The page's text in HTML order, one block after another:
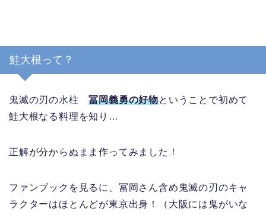
鮭大根って？
鬼滅の刃の水柱冨岡義勇の好物ということで初めて
鮭大根なる料理を知り…
正解が分からぬまま作ってみました！
ファンブックを見るに、冨岡さん含め鬼滅の刃のキャ
ラクターはほとんどが東京出身！（大阪には鬼がいな